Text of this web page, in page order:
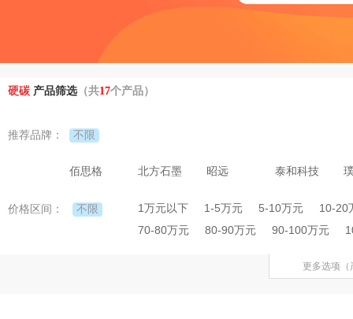
硬碳 产品筛选（共17个产品）
推荐品牌： 不限
佰思格 北方石墨 昭远 泰和科技
价格区间： 不限 1万元以下 1-5万元 5-10万元
10-20
70-80万元
80-90万元 90-100万元
更多选项